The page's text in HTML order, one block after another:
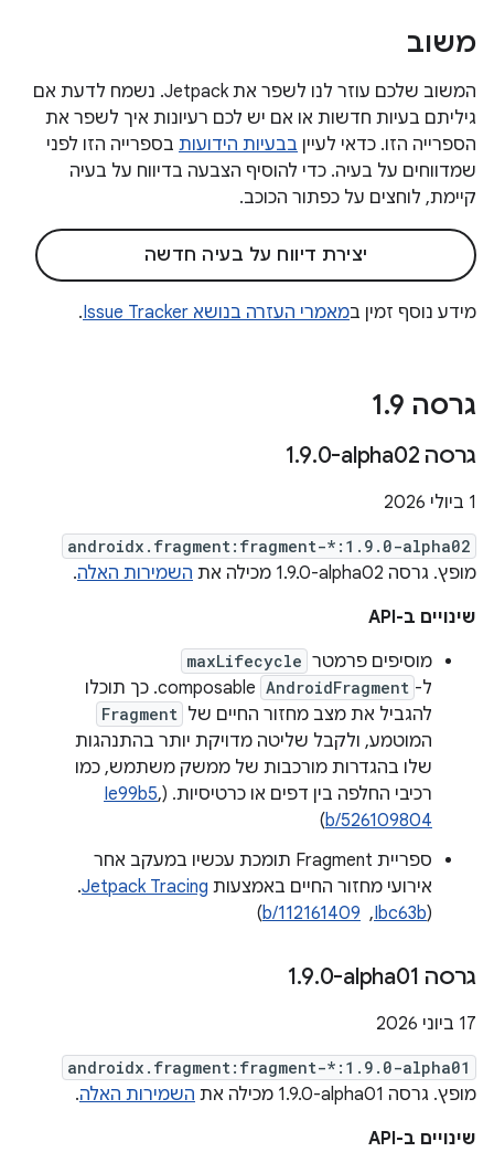
משוב
המשוב שלכם עוזר לנו לשפר את Jetpack. נשמח לדעת אם
גיליתם בעיות חדשות או אם יש לכם רעיונות איך לשפר את
הספרייה הזו. כדאי לעיין בבעיות הידועות בספרייה הזו לפני
שמדווחים על בעיה. כדי להוסיף הצבעה בדיווח על בעיה
קיימת, לוחצים על כפתור הכוכב.
יצירת דיווח על בעיה חדשה
מידע נוסף זמין במאמרי העזרה בנושא Issue Tracker .
גרסה 1 .9
גרסה ‎1 .9.0-alpha02
‫1 ביולי 2026
androidx.fragment:fragment-*:1.9.0-alpha02
מופץ. גרסה ‎1.9.0-alpha02 מכילה את השמירות האלה.
שינויים ב-API
מוסיפים פרמטר maxLifecycle
ל- AndroidFragment
composable. כך תוכלו
להגביל את מצב מחזור החיים של Fragment
המוטמע, ולקבל שליטה מדויקת יותר בהתנהגות
שלו בהגדרות מורכבות של ממשק משתמש, כמו
רכיבי החלפה בין דפים או כרטיסיות. ( Ie99b5,
b/526109804
)
ספריית Fragment תומכת עכשיו במעקב אחר
אירועי מחזור החיים באמצעות Jetpack Tracing
.
(
Ibc63b
, ‏
b/112161409
)
גרסה ‎1 .9.0-alpha01
‫17 ביוני 2026
androidx.fragment:fragment-*:1.9.0-alpha01
מופץ. גרסה ‎1.9.0-alpha01 מכילה את השמירות האלה.
שינויים ב-API